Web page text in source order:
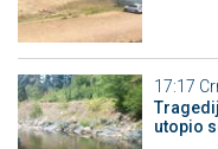
17:17
utopio